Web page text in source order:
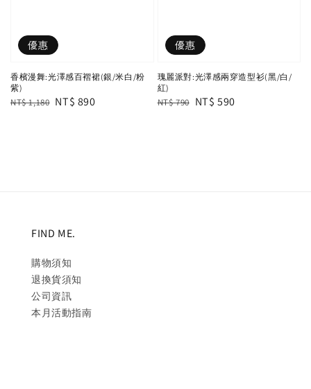
優惠
香檳漫舞:光澤感百褶裙(銀/米白/粉
紫)
Regular
NT$ 1,180 Sale
NT$ 890
優惠
瑰麗派對:光澤感兩穿造型衫(黑/白/
紅)
Regular
NT$ 790 Sale
NT$ 590
FIND ME.
購物須知
退換貨須知
公司資訊
本月活動指南